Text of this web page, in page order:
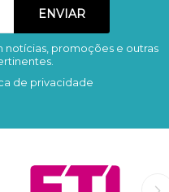
Remover
notícias, promoções e outras
de privacidade